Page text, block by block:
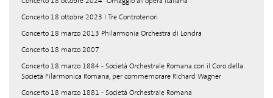
Concerto 18 ottobre 2023 I Tre Controtenori
Concerto 18 marzo 2013 Philarmonia Orchestra di Londra
Concerto 18 marzo 2007
Concerto 18 marzo 1884 - Società Orchestrale Romana con il Coro della
Società Filarmonica Romana, per commemorare Richard Wagner
Concerto 18 marzo 1881 - Società Orchestrale Romana